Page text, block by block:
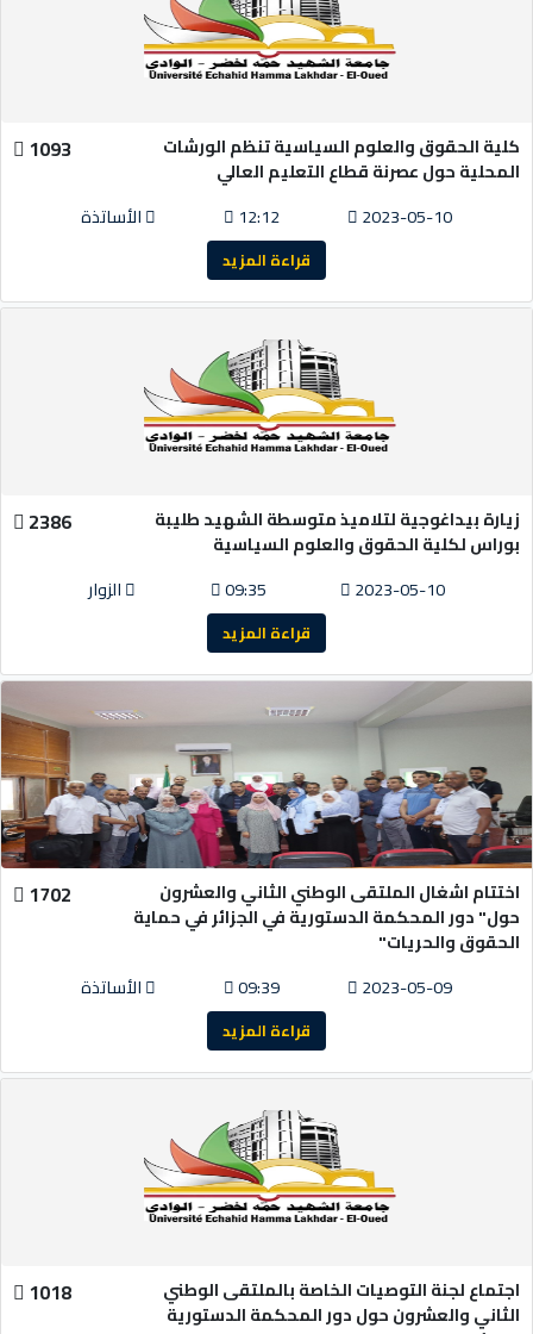
كلية الحقوق والعلوم السياسية تنظم الورشات
المحلية حول عصرنة قطاع التعليم العالي
1093
2023-05-10
12:12 الأساتذة
قراءة المزيد
زيارة بيداغوجية لتلاميذ متوسطة الشهيد طليبة
بوراس لكلية الحقوق والعلوم السياسية
2386
2023-05-10
09:35 الزوار
قراءة المزيد
اختتام اشغال الملتقى الوطني الثاني والعشرون
حول" دور المحكمة الدستورية في الجزائر في حماية
الحقوق والحريات"
1702
2023-05-09
09:39 الأساتذة
قراءة المزيد
اجتماع لجنة التوصيات الخاصة بالملتقى الوطني
الثاني والعشرون حول دور المحكمة الدستورية
1018